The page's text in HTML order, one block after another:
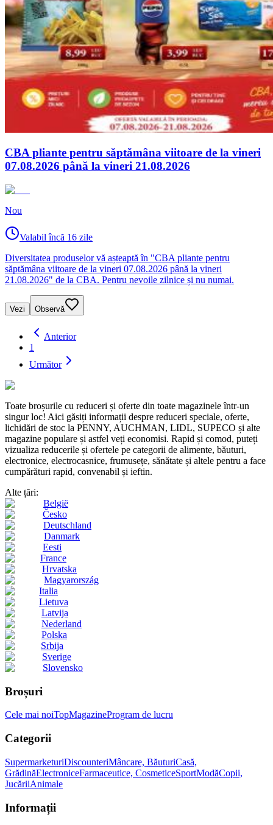
CBA pliante pentru săptămâna viitoare de la vineri
07.08.2026 până la vineri 21.08.2026
Nou
Valabil încă 16 zile
Diversitatea produselor vă așteaptă în "CBA pliante pentru
săptămâna viitoare de la vineri 07.08.2026 până la vineri
21.08.2026" de la CBA. Pentru nevoile zilnice și nu numai.
Vezi Observă
Anterior
1
Următor
Toate broșurile cu reduceri și oferte din toate magazinele într-un
singur loc! Aici găsiți informații despre reduceri speciale, oferte,
lichidări de stoc la PENNY, AUCHMAN, LIDL, SUPECO și alte
magazine populare și astfel veți economisi. Rapid și comod, puteți
vizualiza reducerile și ofertele pe categorii de alimente, băuturi,
electronice, electrocasnice, frumusețe, sănătate și altele pentru a face
cumpărături rapid, convenabil și ieftin.
Alte țări:
België
Česko
Deutschland
Danmark
Eesti
France
Hrvatska
Magyarország
Italia
Lietuva
Latvija
Nederland
Polska
Srbija
Sverige
Slovensko
Broșuri
Cele mai noiTopMagazineProgram de lucru
Categorii
SupermarketuriDiscounteriMâncare, BăuturiCasă,
GrădinăElectroniceFarmaceutice, CosmeticeSportModăCopii,
JucăriiAnimale
Informații